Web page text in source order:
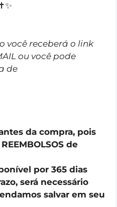
você receberá o link
ou você pode
de
da compra, pois
de
por 365 dias
será necessário
salvar em seu